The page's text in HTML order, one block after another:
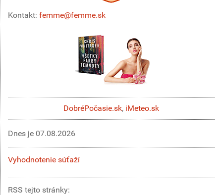
Kontakt: femme@femme.sk
DobréPočasie.sk, iMeteo.sk
Dnes je 07.08.2026
Vyhodnotenie súťaží
RSS tejto stránky: